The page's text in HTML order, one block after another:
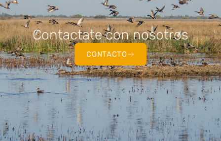
Contactate con nosotros
CONTACTO